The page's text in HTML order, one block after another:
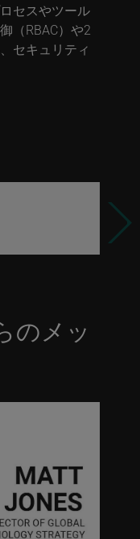
セスやツール
（RBAC）や2
セキュリティ
のメッ